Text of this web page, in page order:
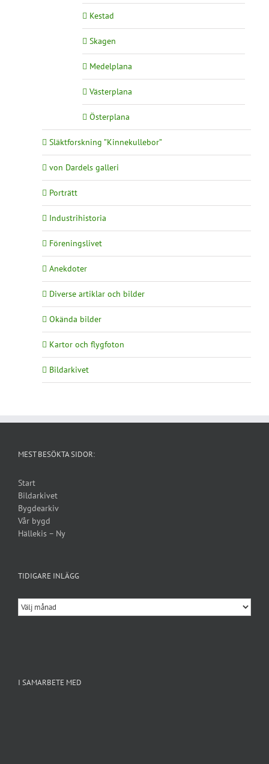
Kestad
Skagen
Medelplana
Västerplana
Österplana
Släktforskning ”Kinnekullebor”
von Dardels galleri
Porträtt
Industrihistoria
Föreningslivet
Anekdoter
Diverse artiklar och bilder
Okända bilder
Kartor och flygfoton
Bildarkivet
MEST BESÖKTA SIDOR:
Start
Bildarkivet
Bygdearkiv
Vår bygd
Hällekis – Ny
TIDIGARE INLÄGG
Tidigare
inlägg
I SAMARBETE MED